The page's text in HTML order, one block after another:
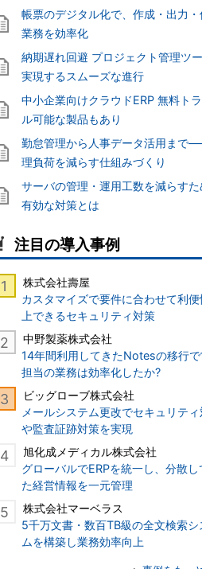
帳票のデジタル化で、作成・出力
業務を効率化
納期遅れ回避 プロジェクト管理ツ
実現するスムーズな進行
中小企業向けクラウドERP 無料ト
ル可能な製品もあり
勤怠管理から人事データ活用まで
理負荷を減らす仕組みづくり
サーバの管理・運用工数を減らすた
有効な対策とは